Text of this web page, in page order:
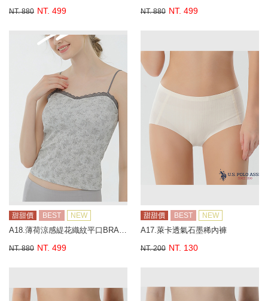
NT. 880 NT. 499 NT. 880 NT. 499
甜甜價 BEST NEW
A18.薄荷涼感緹花織紋平口BRA背心
NT. 880 NT. 499
甜甜價 BEST NEW
A17.萊卡透氣石墨稀內褲
NT. 200 NT. 130